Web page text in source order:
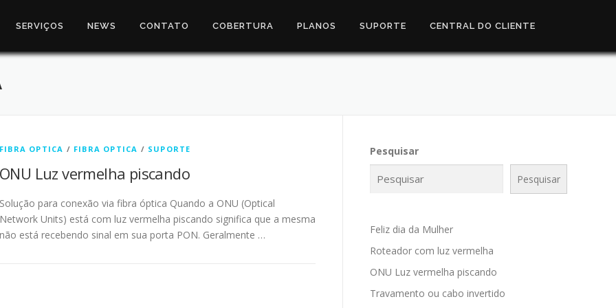
SERVIÇOS NEWS CONTATO COBERTURA PLANOS SUPORTE CENTRAL DO CLIENTE
FIBRA OPTICA / FIBRA OPTICA / SUPORTE
ONU Luz vermelha piscando
Solução para conexão via fibra óptica Quando a ONU (Optical
Network Units) está com luz vermelha piscando significa que a mesma
não está recebendo sinal em sua porta PON. Geralmente …
Pesquisar
Pesquisar
Feliz dia da Mulher
Roteador com luz vermelha
ONU Luz vermelha piscando
Travamento ou cabo invertido